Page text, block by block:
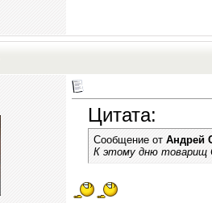
Цитата:
Сообщение отАндрей
К этому дню товарищ